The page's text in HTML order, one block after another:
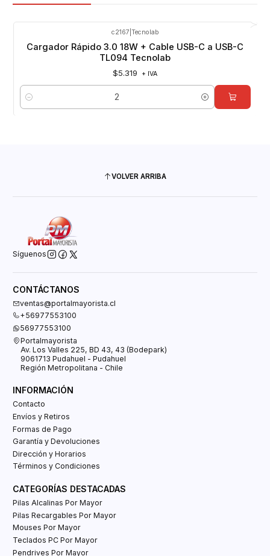
c2167 Tecnolab
Cargador Rápido 3.0 18W + Cable USB-C a USB-C
TL094 Tecnolab
$5.319 + IVA
Cantidad
VOLVER ARRIBA
Síguenos
CONTÁCTANOS
ventas@portalmayorista.cl
+56977553100
56977553100
Portalmayorista
Av. Los Valles 225, BD 43, 43 (Bodepark)
9061713 Pudahuel - Pudahuel
Región Metropolitana - Chile
INFORMACIÓN
Contacto
Envíos y Retiros
Formas de Pago
Garantía y Devoluciones
Dirección y Horarios
Términos y Condiciones
CATEGORÍAS DESTACADAS
Pilas Alcalinas Por Mayor
Pilas Recargables Por Mayor
Mouses Por Mayor
Teclados PC Por Mayor
Pendrives Por Mayor